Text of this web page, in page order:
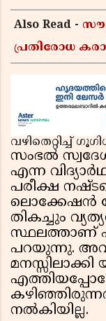
Also Read -
പ്രതിരോധ
വഴിതെറ്റിച്ച്
സംഭൽ
എന്ന
പരീക്ഷ
ലൊക്കേഷൻ
തികച്ചും
സ്ഥലത്താണ്
പറയുന്നു.
നൽകിയില്ല.